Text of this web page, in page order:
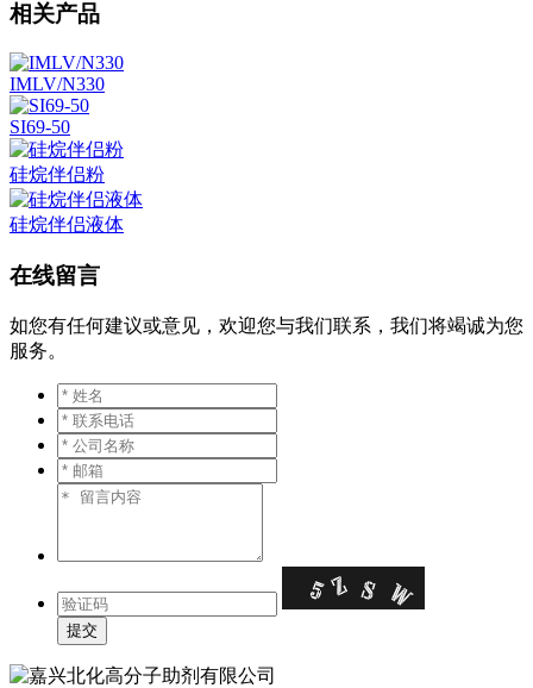
相关产品
IMLV/N330
SI69-50
硅烷伴侣粉
硅烷伴侣液体
在线留言
如您有任何建议或意见，欢迎您与我们联系，我们将竭诚为您
服务。